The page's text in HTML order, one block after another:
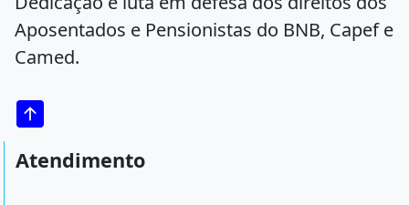
Aposentados e Pensionistas do BNB, Capef e
Camed.
Atendimento